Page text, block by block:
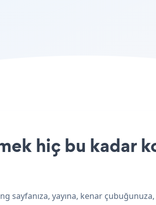
hiç bu kadar
sayfanıza, yayına, kenar